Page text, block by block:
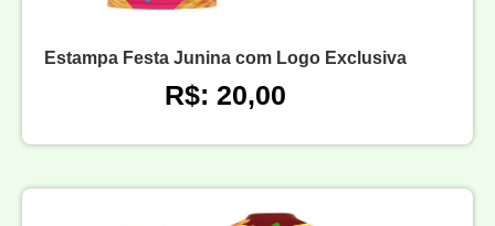
Estampa Festa Junina com Logo Exclusiva
R$: 20,00